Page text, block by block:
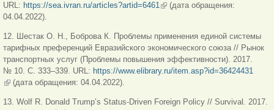
URL: https://sea.ivran.ru/articles?artid=6461(link is external)
(дата обращения:
04.04.2022).
12. Шестак О. Н., Боброва К. Проблемы применения единой системы
тарифных преференций Евразийского экономического союза // Рынок
транспортных услуг (Проблемы повышения эффективности). 2017.
№ 10. С. 333–339. URL: https://www.elibrary.ru/item.asp?id=36424431
(link is external)
(дата обращения: 04.04.2022).
13. Wolf R. Donald Trump’s Status-Driven Foreign Policy // Survival . 2017.